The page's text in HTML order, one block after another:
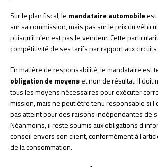
Sur le plan fiscal, le mandataire automobileest
sur sa commission, mais pas sur le prix du
puisqu’il n’en est pas le vendeur. Cette
compétitivité de ses tarifs par rapport aux
En matière de responsabilité, le mandataire est
obligation de moyenset non de résultat. Il
tous les moyens nécessaires pour exécuter
mission, mais ne peut être tenu responsable si
pas atteint pour des raisons indépendantes de
Néanmoins, il reste soumis aux obligations
conseil envers son client, conformément à
de la consommation.